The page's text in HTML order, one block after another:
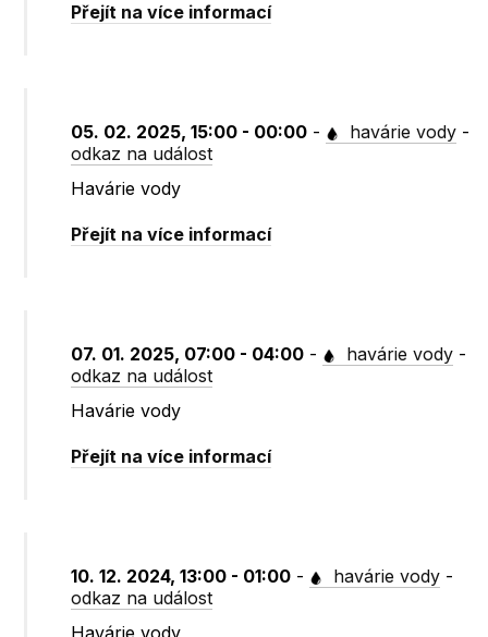
Přejít na více informací
05. 02. 2025, 15:00 - 00:00 - havárie vody -
odkaz na událost
Havárie vody
Přejít na více informací
07. 01. 2025, 07:00 - 04:00 - havárie vody -
odkaz na událost
Havárie vody
Přejít na více informací
10. 12. 2024, 13:00 - 01:00 - havárie vody -
odkaz na událost
Havárie vody